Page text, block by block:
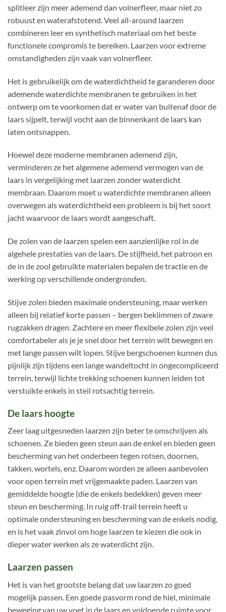
splitleer zijn meer ademend dan volnerfleer, maar niet zo
robuust en waterafstotend. Veel all-around laarzen
combineren leer en synthetisch materiaal om het beste
functionele compromis te bereiken. Laarzen voor extreme
omstandigheden zijn vaak van volnerfleer.
Het is gebruikelijk om de waterdichtheid te garanderen door
ademende waterdichte membranen te gebruiken in het
ontwerp om te voorkomen dat er water van buitenaf door de
laars sijpelt, terwijl vocht aan de binnenkant de laars kan
laten ontsnappen.
Hoewel deze moderne membranen ademend zijn,
verminderen ze het algemene ademend vermogen van de
laars in vergelijking met laarzen zonder waterdicht
membraan. Daarom moet u waterdichte membranen alleen
overwegen als waterdichtheid een probleem is bij het soort
jacht waarvoor de laars wordt aangeschaft.
De zolen van de laarzen spelen een aanzienlijke rol in de
algehele prestaties van de laars. De stijfheid, het patroon en
de in de zool gebruikte materialen bepalen de tractie en de
werking op verschillende ondergronden.
Stijve zolen bieden maximale ondersteuning, maar werken
alleen bij relatief korte passen – bergen beklimmen of zware
rugzakken dragen. Zachtere en meer flexibele zolen zijn veel
comfortabeler als je je snel door het terrein wilt bewegen en
met lange passen wilt lopen. Stijve bergschoenen kunnen dus
pijnlijk zijn tijdens een lange wandeltocht in ongecompliceerd
terrein, terwijl lichte trekking schoenen kunnen leiden tot
verstuikte enkels in steil rotsachtig terrein.
De laars hoogte
Zeer laag uitgesneden laarzen zijn beter te omschrijven als
schoenen. Ze bieden geen steun aan de enkel en bieden geen
bescherming van het onderbeen tegen rotsen, doornen,
takken, wortels, enz. Daarom worden ze alleen aanbevolen
voor open terrein met vrijgemaakte paden. Laarzen van
gemiddelde hoogte (die de enkels bedekken) geven meer
steun en bescherming. In ruig off-trail terrein heeft u
optimale ondersteuning en bescherming van de enkels nodig,
en is het vaak zinvol om hoge laarzen te kiezen die ook in
dieper water werken als ze waterdicht zijn.
Laarzen passen
Het is van het grootste belang dat uw laarzen zo goed
mogelijk passen. Een goede pasvorm rond de hiel, minimale
beweging van uw voet in de laars en voldoende ruimte voor